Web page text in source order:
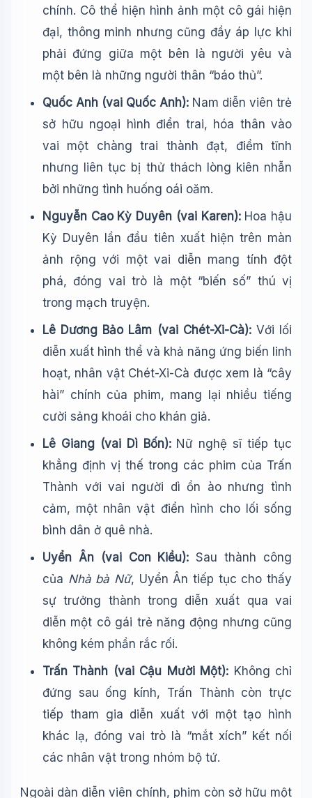
chính. Cô thể hiện hình ảnh một cô gái hiện
đại, thông minh nhưng cũng đầy áp lực khi
phải đứng giữa một bên là người yêu và
một bên là những người thân “báo thủ”.
Quốc Anh (vai Quốc Anh): Nam diễn viên trẻ
sở hữu ngoại hình điển trai, hóa thân vào
vai một chàng trai thành đạt, điềm tĩnh
nhưng liên tục bị thử thách lòng kiên nhẫn
bởi những tình huống oái oăm.
Nguyễn Cao Kỳ Duyên (vai Karen):Hoa hậu
Kỳ Duyên lần đầu tiên xuất hiện trên màn
ảnh rộng với một vai diễn mang tính đột
phá, đóng vai trò là một “biến số” thú vị
trong mạch truyện.
Lê Dương Bảo Lâm (vai Chét-Xi-Cà):Với lối
diễn xuất hình thể và khả năng ứng biến linh
hoạt, nhân vật Chét-Xi-Cà được xem là “cây
hài” chính của phim, mang lại nhiều tiếng
cười sảng khoái cho khán giả.
Lê Giang (vai Dì Bốn):Nữ nghệ sĩ tiếp tục
khẳng định vị thế trong các phim của Trấn
Thành với vai người dì ồn ào nhưng tình
cảm, một nhân vật điển hình cho lối sống
bình dân ở quê nhà.
Uyển Ân (vai Con Kiều): Sau thành công
của Nhà bà Nữ, Uyển Ân tiếp tục cho thấy
sự trưởng thành trong diễn xuất qua vai
diễn một cô gái trẻ năng động nhưng cũng
không kém phần rắc rối.
Trấn Thành (vai Cậu Mười Một): Không chỉ
đứng sau ống kính, Trấn Thành còn trực
tiếp tham gia diễn xuất với một tạo hình
khác lạ, đóng vai trò là “mắt xích” kết nối
các nhân vật trong nhóm bộ tứ.
Ngoài dàn diễn viên chính, phim còn sở hữu một